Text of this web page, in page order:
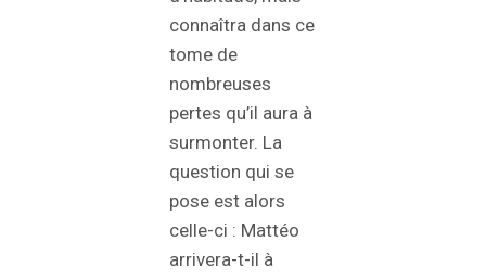
connaîtra dans ce
tome de
nombreuses
pertes qu’il aura à
surmonter. La
question qui se
pose est alors
celle-ci : Mattéo
arrivera-t-il à